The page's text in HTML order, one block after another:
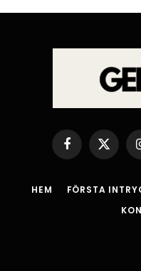
Facebook
X
HEM FÖRSTA